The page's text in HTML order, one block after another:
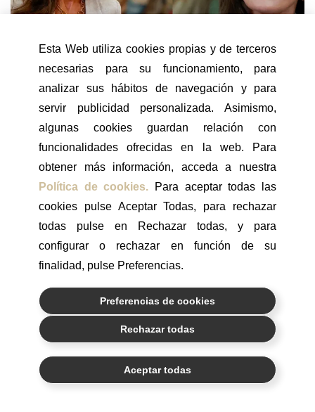
24/06/2026
La onda XL de la reina Letizia que nunca pasa de moda y que
logra un resultado elegante y natural
La reina Letizia volvió a demostrar que la elegancia más
sofisticada no necesita esfuerzo aparente. En su última
aparición, optó por un soft wave de melena larga con raya
central ligeramente desplazada…
¿Podemos ayudarte?
Esta Web utiliza cookies propias y de terceros
necesarias para su funcionamiento, para
analizar sus hábitos de navegación y para
servir publicidad personalizada. Asimismo,
algunas cookies guardan relación con
funcionalidades ofrecidas en la web. Para
obtener más información, acceda a nuestra
Política de cookies. Para aceptar todas las
cookies pulse Aceptar Todas, para rechazar
todas pulse en Rechazar todas, y para
configurar o rechazar en función de su
finalidad, pulse Preferencias.
Preferencias de cookies
Rechazar todas
Aceptar todas